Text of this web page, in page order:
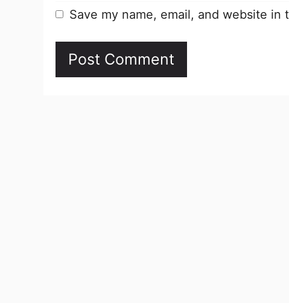
Save my name, email, and website